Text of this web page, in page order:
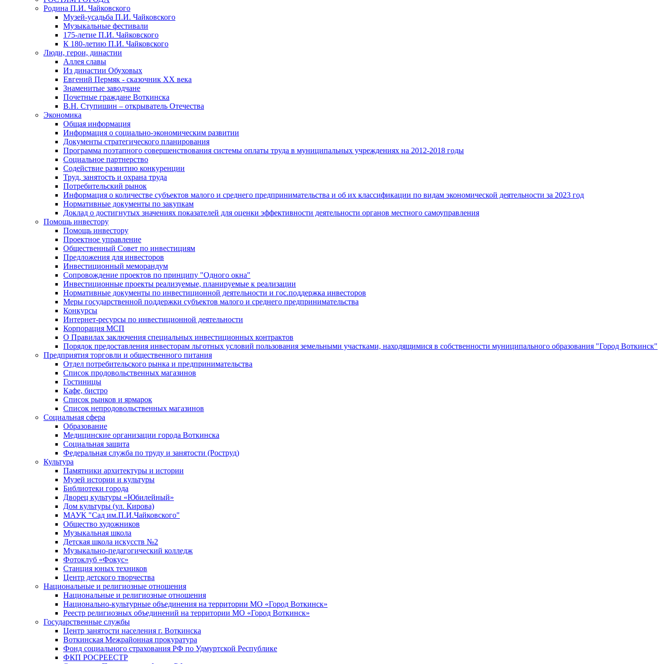
Родина П.И. Чайковского
Музей-усадьба П.И. Чайковского
Музыкальные фестивали
175-летие П.И. Чайковского
К 180-летию П.И. Чайковского
Люди, герои, династии
Аллея славы
Из династии Обуховых
Евгений Пермяк - сказочник XX века
Знаменитые заводчане
Почетные граждане Воткинска
В.Н. Ступишин – открыватель Отечества
Экономика
Общая информация
Информация о социально-экономическим развитии
Документы стратегического планирования
Программа поэтапного совершенствования системы оплаты труда в муниципальных учреждениях на 2012-2018 годы
Социальное партнерство
Содействие развитию конкуренции
Труд, занятость и охрана труда
Потребительский рынок
Информация о количестве субъектов малого и среднего предпринимательства и об их классификации по видам экономической деятельности за 2023 год
Нормативные документы по закупкам
Доклад о достигнутых значениях показателей для оценки эффективности деятельности органов местного самоуправления
Помощь инвестору
Помощь инвестору
Проектное управление
Общественный Совет по инвестициям
Предложения для инвесторов
Инвестиционный меморандум
Сопровождение проектов по принципу "Oдного окна"
Инвестиционные проекты реализуемые, планируемые к реализации
Нормативные документы по инвестиционной деятельности и гос.поддержка инвесторов
Меры государственной поддержки субъектов малого и среднего предпринимательства
Конкурсы
Интернет-ресурсы по инвестиционной деятельности
Корпорация МСП
О Правилах заключения специальных инвестиционных контрактов
Порядок предоставления инвесторам льготных условий пользования земельными участками, находящимися в собственности муниципального образования "Город Воткинск"
Предприятия торговли и общественного питания
Отдел потребительского рынка и предпринимательства
Список продовольственных магазинов
Гостиницы
Кафе, бистро
Cписок рынков и ярмарок
Список непродовольственных магазинов
Социальная сфера
Образование
Медицинские организации города Воткинска
Социальная защита
Федеральная служба по труду и занятости (Роструд)
Культура
Памятники архитектуры и истории
Музей истории и культуры
Библиотеки города
Дворец культуры «Юбилейный»
Дом культуры (ул. Кирова)
МАУК "Сад им.П.И.Чайковского"
Общество художников
Музыкальная школа
Детская школа искусств №2
Музыкально-педагогический колледж
Фотоклуб «Фокус»
Станция юных техников
Центр детского творчества
Национальные и религиозные отношения
Национальные и религиозные отношения
Национально-культурные объединения на территории МО «Город Воткинск»
Реестр религиозных объединений на территории МО «Город Воткинск»
Государственные службы
Центр занятости населения г. Воткинска
Воткинская Межрайонная прокуратура
Фонд социального страхования РФ по Удмуртской Республике
ФКП РОСРЕЕСТР